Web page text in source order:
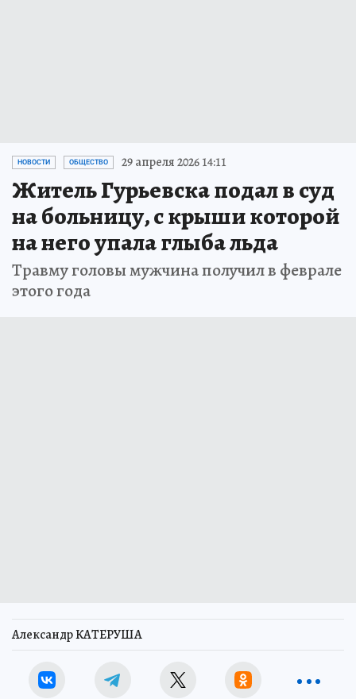
НОВОСТИ ОБЩЕСТВО 29 апреля 2026 14:11
Житель Гурьевска подал в суд
на больницу, с крыши которой
на него упала глыба льда
Травму головы мужчина получил в феврале